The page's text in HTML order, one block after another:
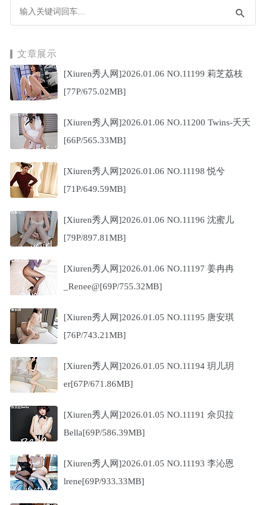
文章展示
[Xiuren秀人网]2026.01.06 NO.11199 莉芝荔枝
[77P/675.02MB]
[Xiuren秀人网]2026.01.06 NO.11200 Twins-夭夭
[66P/565.33MB]
[Xiuren秀人网]2026.01.06 NO.11198 悦兮
[71P/649.59MB]
[Xiuren秀人网]2026.01.06 NO.11196 沈蜜儿
[79P/897.81MB]
[Xiuren秀人网]2026.01.06 NO.11197 姜冉冉
_Renee@[69P/755.32MB]
[Xiuren秀人网]2026.01.05 NO.11195 唐安琪
[76P/743.21MB]
[Xiuren秀人网]2026.01.05 NO.11194 玥儿玥
er[67P/671.86MB]
[Xiuren秀人网]2026.01.05 NO.11191 佘贝拉
Bella[69P/586.39MB]
[Xiuren秀人网]2026.01.05 NO.11193 李沁恩
lrene[69P/933.33MB]